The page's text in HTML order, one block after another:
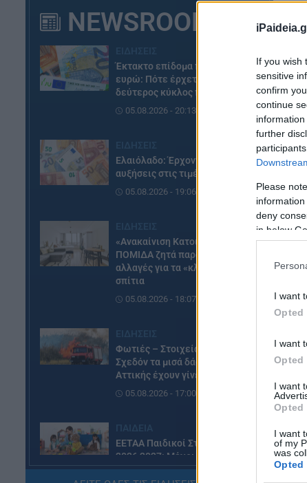
If you wish
sensitive
confirm
continue
further
Please
deny
in below
I want
Opted
I want
Opted
I want
Opted
I want
of my
was
Opted
NEWSROOM
Έκτακτο επίδομα παιδιού 150
ευρώ: Πότε έρχεται ο
δεύτερος κύκλος πληρωμών
05.08.2026 - 20:13
Ελαιόλαδο: Έρχονται νέες
αυξήσεις στις τιμές
05.08.2026 - 19:06
«Ανακαίνιση Κατοικίας»: Η
ΠΟΜΙΔΑ ζητά παράταση και
αλλαγές για τα «κλειστά»
σπίτια
05.08.2026 - 18:07
Φωτιές – Στοιχεία – σοκ:
Σχεδόν τα μισά δάση της
Αττικής έχουν γίνει στάχτη
05.08.2026 - 17:00
ΕΕΤΑΑ Παιδικοί Σταθμοί ΕΣΠΑ
2026 2027: Μέχρι σήμερα οι
αιτήσεις